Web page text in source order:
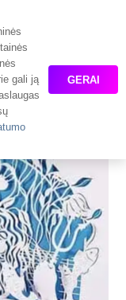
Popieriaus pjovimas
gali ją
GERAI